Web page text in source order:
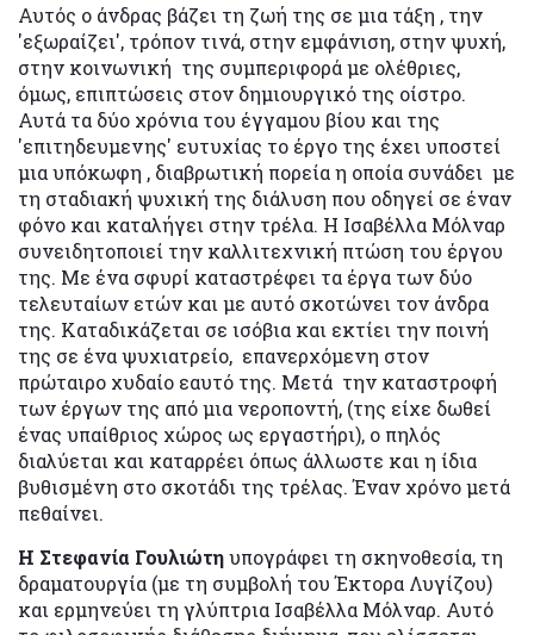
Αυτός ο άνδρας βάζει τη ζωή της σε μια τάξη , την
'εξωραίζει', τρόπον τινά, στην εμφάνιση, στην ψυχή,
στην κοινωνική της συμπεριφορά με ολέθριες,
όμως, επιπτώσεις στον δημιουργικό της οίστρο.
Αυτά τα δύο χρόνια του έγγαμου βίου και της
'επιτηδευμενης' ευτυχίας το έργο της έχει υποστεί
μια υπόκωφη , διαβρωτική πορεία η οποία συνάδει με
τη σταδιακή ψυχική της διάλυση που οδηγεί σε έναν
φόνο και καταλήγει στην τρέλα. Η Ισαβέλλα Μόλναρ
συνειδητοποιεί την καλλιτεχνική πτώση του έργου
της. Με ένα σφυρί καταστρέφει τα έργα των δύο
τελευταίων ετών και με αυτό σκοτώνει τον άνδρα
της. Καταδικάζεται σε ισόβια και εκτίει την ποινή
της σε ένα ψυχιατρείο, επανερχόμενη στον
πρώταιρο χυδαίο εαυτό της. Μετά την καταστροφή
των έργων της από μια νεροποντή, (της είχε δωθεί
ένας υπαίθριος χώρος ως εργαστήρι), ο πηλός
διαλύεται και καταρρέει όπως άλλωστε και η ίδια
βυθισμένη στο σκοτάδι της τρέλας. Έναν χρόνο μετά
πεθαίνει.
Η Στεφανία Γουλιώτηυπογράφει τη σκηνοθεσία, τη
δραματουργία (με τη συμβολή του Έκτορα Λυγίζου)
και ερμηνεύει τη γλύπτρια Ισαβέλλα Μόλναρ. Αυτό